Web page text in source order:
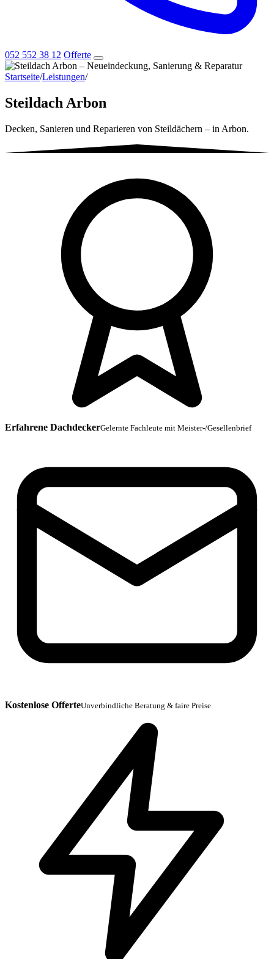
052 552 38 12 Offerte
Startseite/Leistungen/Steildach Arbon
Steildach Arbon
Decken, Sanieren und Reparieren von Steildächern – in Arbon.
Erfahrene DachdeckerGelernte Fachleute mit Meister-/Gesellenbrief
Kostenlose OfferteUnverbindliche Beratung & faire Preise